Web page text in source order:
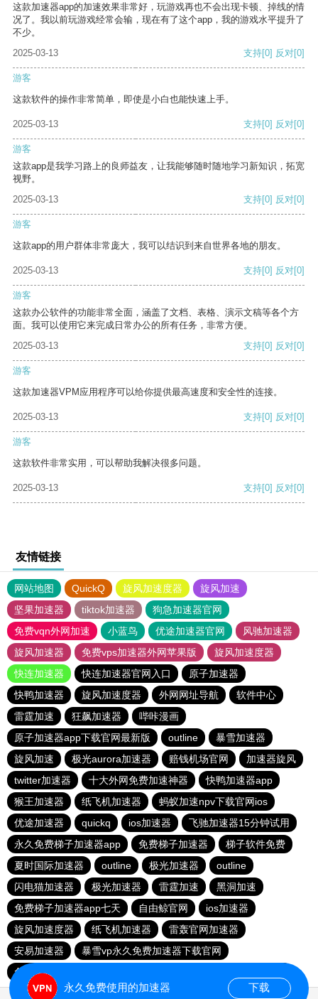
这款加速器app的加速效果非常好，玩游戏再也不会出现卡顿、掉线的情
况了。我以前玩游戏经常会输，现在有了这个app，我的游戏水平提升了
不少。
2025-03-13
支持[0] 反对[0]
游客
这款软件的操作非常简单，即使是小白也能快速上手。
2025-03-13 支持[0] 反对[0]
游客
这款app是我学习路上的良师益友，让我能够随时随地学习新知识，拓宽
视野。
2025-03-13
支持[0] 反对[0]
游客
这款app的用户群体非常庞大，我可以结识到来自世界各地的朋友。
2025-03-13 支持[0] 反对[0]
游客
这款办公软件的功能非常全面，涵盖了文档、表格、演示文稿等各个方
面。我可以使用它来完成日常办公的所有任务，非常方便。
2025-03-13
支持[0] 反对[0]
游客
这款加速器VPM应用程序可以给你提供最高速度和安全性的连接。
2025-03-13 支持[0] 反对[0]
游客
这款软件非常实用，可以帮助我解决很多问题。
2025-03-13 支持[0] 反对[0]
友情链接
网站地图 QuickQ 旋风加速度器
旋风加速
坚果加速器
tiktok加速器
狗急加速器官网
免费vqn外网加速
小蓝鸟 优途加速器官网
风驰加速器
旋风加速器
免费vps加速器外网苹果版
旋风加速度器
快连加速器
快连加速器官网入口
原子加速器
快鸭加速器
旋风加速度器 外网网址导航
软件中心
雷霆加速
狂飙加速器
哔咔漫画
原子加速器app下载官网最新版
outline
暴雪加速器
旋风加速
极光aurora加速器 赔钱机场官网
加速器旋风
twitter加速器
十大外网免费加速神器
快鸭加速器app
猴王加速器
纸飞机加速器
蚂蚁加速npv下载官网ios
优途加速器
quickq ios加速器
飞驰加速器15分钟试用
永久免费梯子加速器app
免费梯子加速器
梯子软件免费
夏时国际加速器
outline 极光加速器
outline
闪电猫加速器
极光加速器 雷霆加速
黑洞加速
免费梯子加速器app七天
自由鲸官网
ios加速器
旋风加速度器
纸飞机加速器
雷轰官网加速器
安易加速器
暴雪vp永久免费加速器下载官网
免费vqn加速试用
永久免费使用的加速器 下载